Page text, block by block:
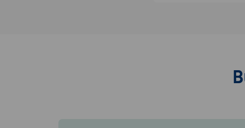
Abfragen und SQL
Durchführung